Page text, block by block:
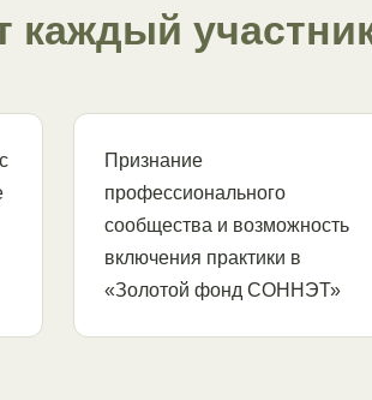
каждый
Признание
профессионального
сообщества и возможность
включения практики в
«Золотой фонд СОННЭТ»